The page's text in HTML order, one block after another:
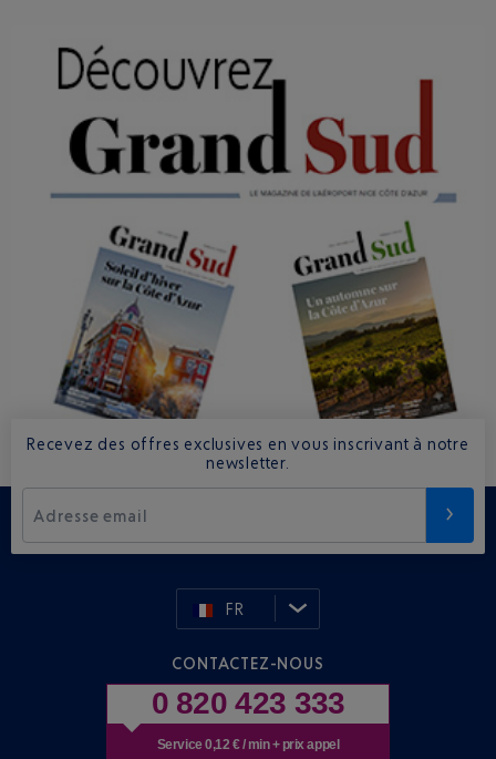
Recevez des offres exclusives en vous inscrivant à notre
newsletter.
Adresse email
FR
CONTACTEZ-NOUS
0 820 423 333
Service 0,12 € / min + prix appel